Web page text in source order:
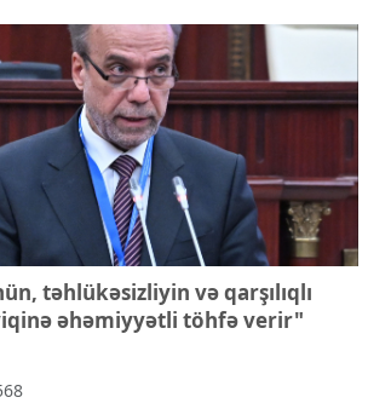
təhlükəsizliyin və qarşılıqlı
əhəmiyyətli töhfə verir"